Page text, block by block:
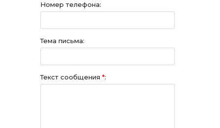
Номер телефона:
Тема письма:
Текст сообщения *: